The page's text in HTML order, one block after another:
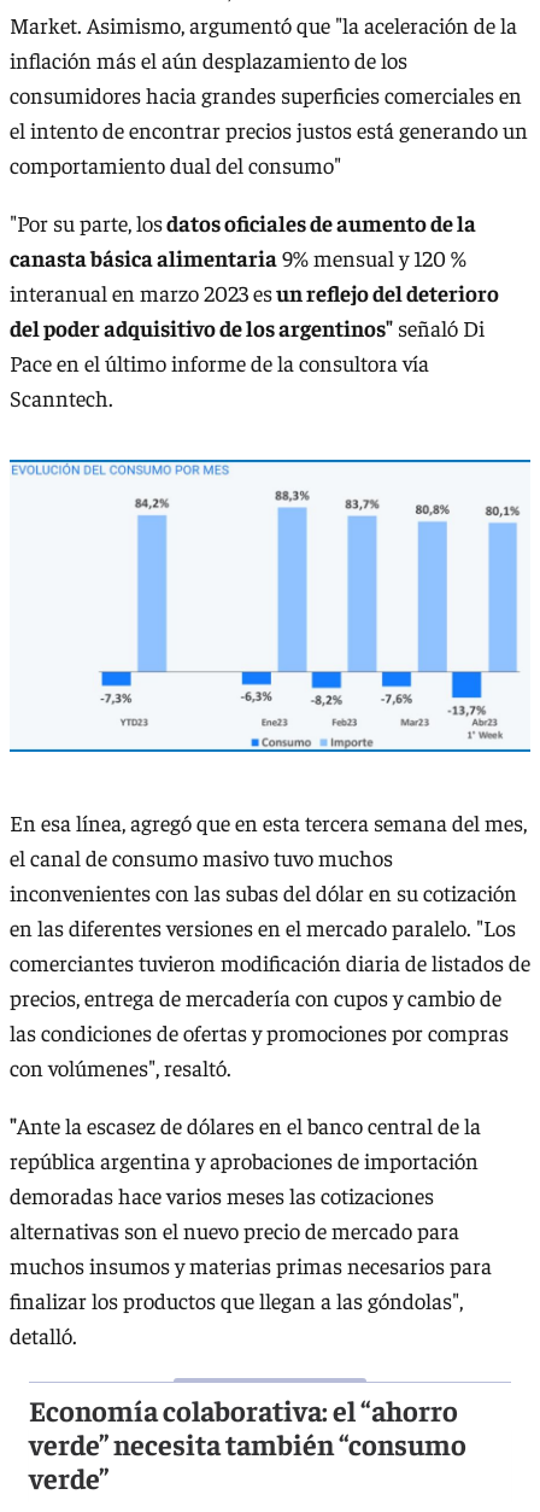
Market. Asimismo, argumentó que "la aceleración de la
inflación más el aún desplazamiento de los
consumidores hacia grandes superficies comerciales en
el intento de encontrar precios justos está generando un
comportamiento dual del consumo"
"Por su parte, losdatos oficiales de aumento de la
canasta básica alimentaria 9% mensual y 120 %
interanual en marzo 2023 esun reflejo del deterioro
del poder adquisitivo de los argentinos" señaló Di
Pace en el último informe de la consultora vía
Scanntech.
En esa línea, agregó que en esta tercera semana del mes,
el canal de consumo masivo tuvo muchos
inconvenientes con las subas del dólar en su cotización
en las diferentes versiones en el mercado paralelo. "Los
comerciantes tuvieron modificación diaria de listados de
precios, entrega de mercadería con cupos y cambio de
las condiciones de ofertas y promociones por compras
con volúmenes", resaltó.
"Ante la escasez de dólares en el banco central de la
república argentina y aprobaciones de importación
demoradas hace varios meses las cotizaciones
alternativas son el nuevo precio de mercado para
muchos insumos y materias primas necesarios para
finalizar los productos que llegan a las góndolas",
detalló.
Economía colaborativa: el “ahorro
verde” necesita también “consumo
verde”